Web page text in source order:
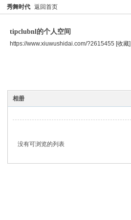
秀舞时代 返回首页
tipclubnl的个人空间
https://www.xiuwushidai.com/?2615455 [收藏]
相册
没有可浏览的列表